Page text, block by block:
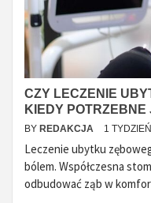
CZY LECZENIE
KIEDY
BY REDAKCJA 1
Leczenie ubytku
bólem. Współczesna
odbudować ząb w